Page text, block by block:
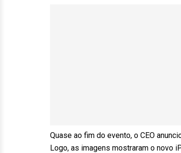
Quase ao fim do evento, o CEO
Logo, as imagens mostraram o novo